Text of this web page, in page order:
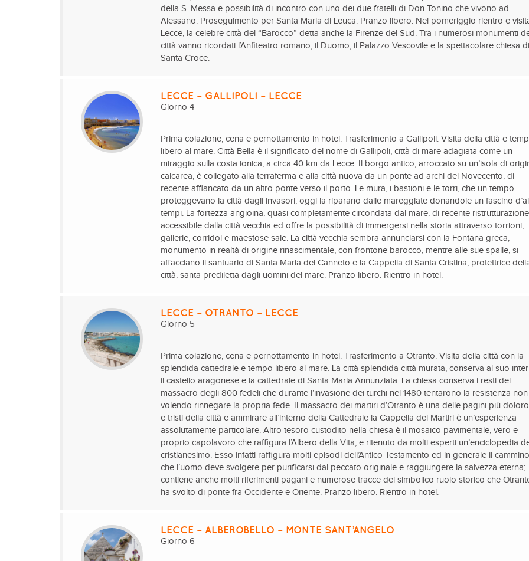
della S. Messa e possibilità di incontro con uno dei due fratelli di Don Tonino che vivono ad
Alessano. Proseguimento per Santa Maria di Leuca. Pranzo libero. Nel pomeriggio rientro e
Lecce, la celebre città del “Barocco” detta anche la Firenze del Sud. Tra i numerosi monumenti
città vanno ricordati l’Anfiteatro romano, il Duomo, il Palazzo Vescovile e la spettacolare chiesa di
Santa Croce.
LECCE – GALLIPOLI – LECCE
Giorno 4
Prima colazione, cena e pernottamento in hotel. Trasferimento a Gallipoli. Visita della città e
libero al mare. Città Bella è il significato del nome di Gallipoli, città di mare adagiata come un
miraggio sulla costa ionica, a circa 40 km da Lecce. Il borgo antico, arroccato su un’isola di
calcarea, è collegato alla terraferma e alla città nuova da un ponte ad archi del Novecento, di
recente affiancato da un altro ponte verso il porto. Le mura, i bastioni e le torri, che un tempo
proteggevano la città dagli invasori, oggi la riparano dalle mareggiate donandole un fascino
tempi. La fortezza angioina, quasi completamente circondata dal mare, di recente
accessibile dalla città vecchia ed offre la possibilità di immergersi nella storia attraverso torrioni,
gallerie, corridoi e maestose sale. La città vecchia sembra annunciarsi con la Fontana greca,
monumento in realtà di origine rinascimentale, con frontone barocco, mentre alle sue spalle, si
affacciano il santuario di Santa Maria del Canneto e la Cappella di Santa Cristina, protettrice
città, santa prediletta dagli uomini del mare. Pranzo libero. Rientro in hotel.
LECCE – OTRANTO – LECCE
Giorno 5
Prima colazione, cena e pernottamento in hotel. Trasferimento a Otranto. Visita della città con la
splendida cattedrale e tempo libero al mare. La città splendida città murata, conserva al suo
il castello aragonese e la cattedrale di Santa Maria Annunziata. La chiesa conserva i resti del
massacro degli 800 fedeli che durante l’invasione dei turchi nel 1480 tentarono la resistenza non
volendo rinnegare la propria fede. Il massacro dei martiri d’Otranto è una delle pagini più
e tristi della città e ammirare all’interno della Cattedrale la Cappella dei Martiri è un’esperienza
assolutamente particolare. Altro tesoro custodito nella chiesa è il mosaico pavimentale, vero e
proprio capolavoro che raffigura l’Albero della Vita, e ritenuto da molti esperti un’enciclopedia
cristianesimo. Esso infatti raffigura molti episodi dell’Antico Testamento ed in generale il cammino
che l’uomo deve svolgere per purificarsi dal peccato originale e raggiungere la salvezza eterna;
contiene anche molti riferimenti pagani e numerose tracce del simbolico ruolo storico che
ha svolto di ponte fra Occidente e Oriente. Pranzo libero. Rientro in hotel.
LECCE – ALBEROBELLO – MONTE SANT’ANGELO
Giorno 6